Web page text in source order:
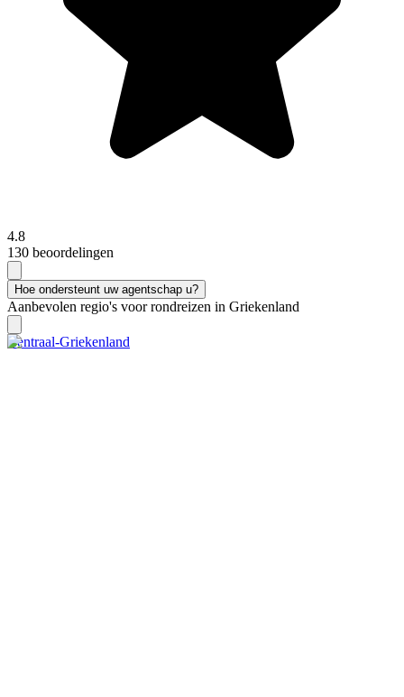
4.8
130 beoordelingen
Hoe ondersteunt uw agentschap u?
Aanbevolen regio's voor rondreizen in Griekenland
Centraal-Griekenland